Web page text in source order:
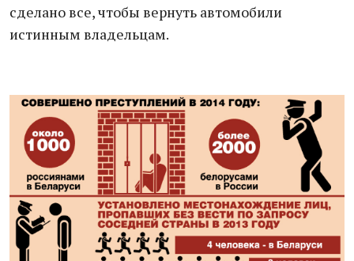
сделано все, чтобы вернуть автомобили
истинным владельцам.